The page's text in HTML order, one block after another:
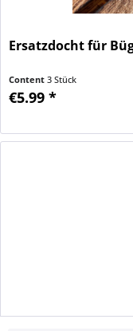
Ersatzdocht für
Content3 Stück
€5.99 *